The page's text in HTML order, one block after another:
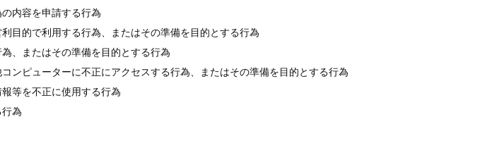
内容を申請する行為
目的で利用する行為、またはその準備を目的とする行為
、またはその準備を目的とする行為
ンピューターに不正にアクセスする行為、またはその準備を目的とする行為
等を不正に使用する行為
為